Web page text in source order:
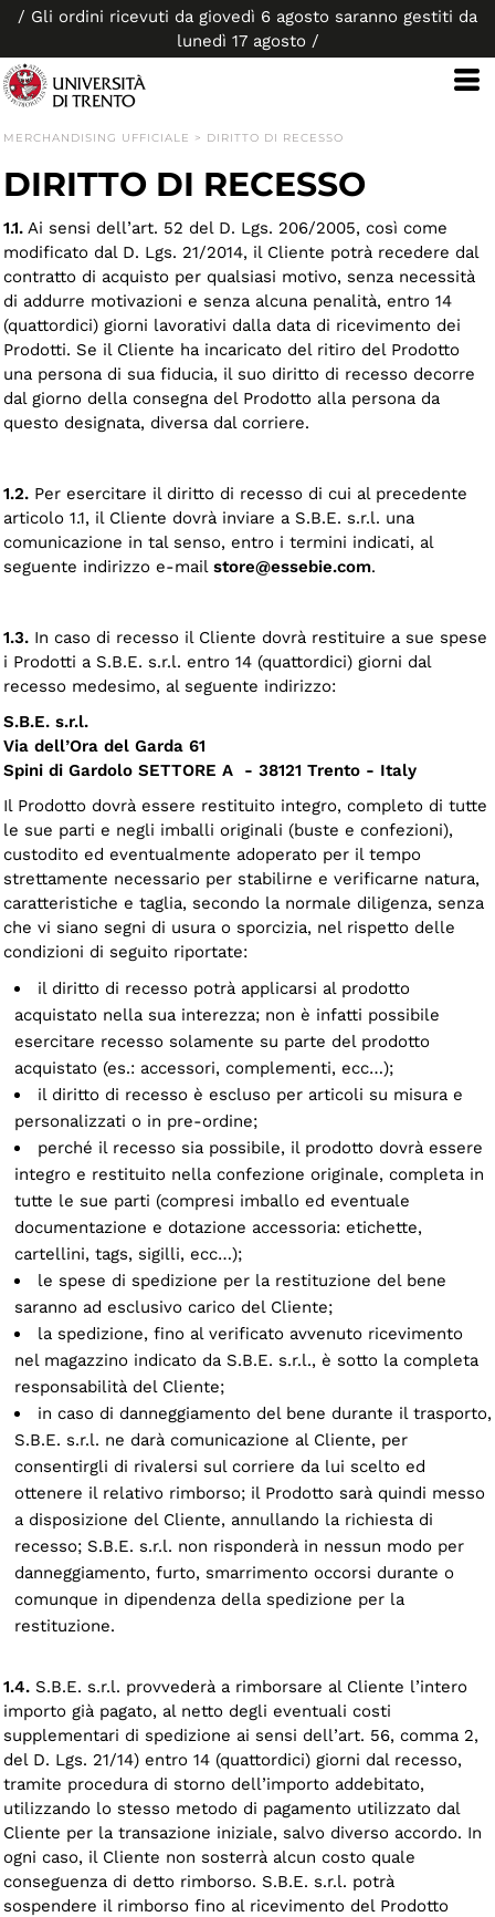
/ Gli ordini ricevuti da giovedì 6 agosto saranno gestiti da
lunedì 17 agosto /
MERCHANDISING UFFICIALE > DIRITTO DI RECESSO
DIRITTO DI RECESSO
1.1. Ai sensi dell’art. 52 del D. Lgs. 206/2005, così come
modificato dal D. Lgs. 21/2014, il Cliente potrà recedere dal
contratto di acquisto per qualsiasi motivo, senza necessità
di addurre motivazioni e senza alcuna penalità, entro 14
(quattordici) giorni lavorativi dalla data di ricevimento dei
Prodotti. Se il Cliente ha incaricato del ritiro del Prodotto
una persona di sua fiducia, il suo diritto di recesso decorre
dal giorno della consegna del Prodotto alla persona da
questo designata, diversa dal corriere.
1.2. Per esercitare il diritto di recesso di cui al precedente
articolo 1.1, il Cliente dovrà inviare a S.B.E. s.r.l. una
comunicazione in tal senso, entro i termini indicati, al
seguente indirizzo e-mail store@essebie.com.
1.3. In caso di recesso il Cliente dovrà restituire a sue spese
i Prodotti a S.B.E. s.r.l. entro 14 (quattordici) giorni dal
recesso medesimo, al seguente indirizzo:
S.B.E. s.r.l.
Via dell’Ora del Garda 61
Spini di Gardolo SETTORE A - 38121 Trento - Italy
Il Prodotto dovrà essere restituito integro, completo di tutte
le sue parti e negli imballi originali (buste e confezioni),
custodito ed eventualmente adoperato per il tempo
strettamente necessario per stabilirne e verificarne natura,
caratteristiche e taglia, secondo la normale diligenza, senza
che vi siano segni di usura o sporcizia, nel rispetto delle
condizioni di seguito riportate:
il diritto di recesso potrà applicarsi al prodotto
acquistato nella sua interezza; non è infatti possibile
esercitare recesso solamente su parte del prodotto
acquistato (es.: accessori, complementi, ecc…);
il diritto di recesso è escluso per articoli su misura e
personalizzati o in pre-ordine;
perché il recesso sia possibile, il prodotto dovrà essere
integro e restituito nella confezione originale, completa in
tutte le sue parti (compresi imballo ed eventuale
documentazione e dotazione accessoria: etichette,
cartellini, tags, sigilli, ecc…);
le spese di spedizione per la restituzione del bene
saranno ad esclusivo carico del Cliente;
la spedizione, fino al verificato avvenuto ricevimento
nel magazzino indicato da S.B.E. s.r.l., è sotto la completa
responsabilità del Cliente;
in caso di danneggiamento del bene durante il trasporto,
S.B.E. s.r.l. ne darà comunicazione al Cliente, per
consentirgli di rivalersi sul corriere da lui scelto ed
ottenere il relativo rimborso; il Prodotto sarà quindi messo
a disposizione del Cliente, annullando la richiesta di
recesso; S.B.E. s.r.l. non risponderà in nessun modo per
danneggiamento, furto, smarrimento occorsi durante o
comunque in dipendenza della spedizione per la
restituzione.
1.4. S.B.E. s.r.l. provvederà a rimborsare al Cliente l’intero
importo già pagato, al netto degli eventuali costi
supplementari di spedizione ai sensi dell’art. 56, comma 2,
del D. Lgs. 21/14) entro 14 (quattordici) giorni dal recesso,
tramite procedura di storno dell’importo addebitato,
utilizzando lo stesso metodo di pagamento utilizzato dal
Cliente per la transazione iniziale, salvo diverso accordo. In
ogni caso, il Cliente non sosterrà alcun costo quale
conseguenza di detto rimborso. S.B.E. s.r.l. potrà
sospendere il rimborso fino al ricevimento del Prodotto